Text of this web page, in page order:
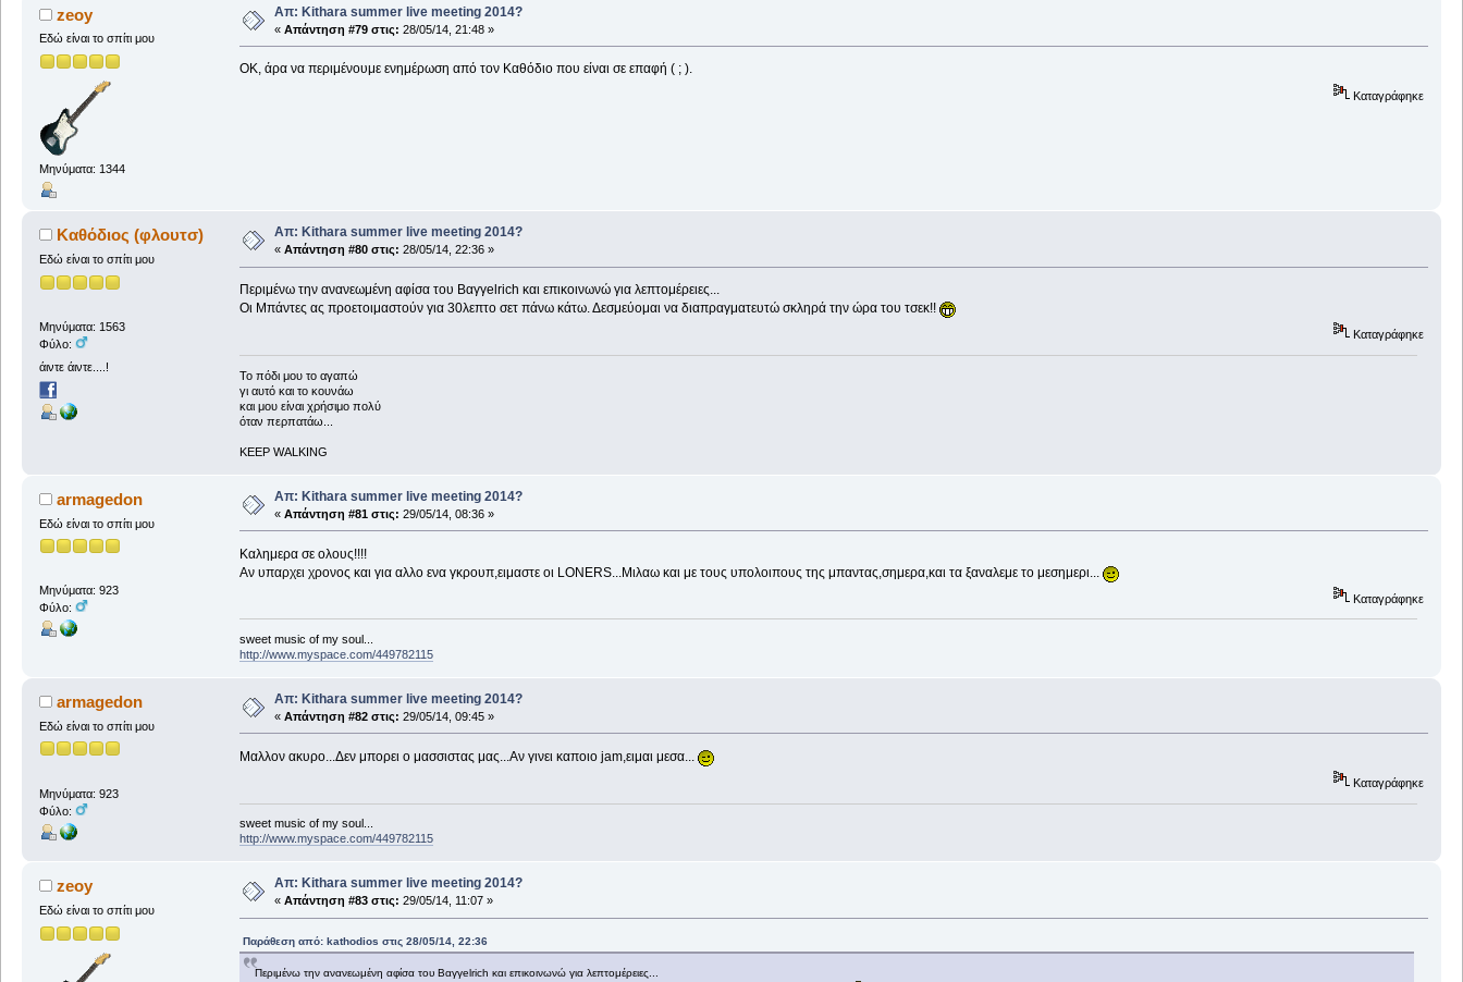
zeoy
Εδώ είναι το σπίτι μου
Μηνύματα: 1344
Απ: Kithara summer live meeting 2014?
« Απάντηση #79 στις: 28/05/14, 21:48 »
OK, άρα να περιμένουμε ενημέρωση από τον Καθόδιο που είναι σε επαφή ( ; ).
Καταγράφηκε
Καθόδιος (φλουτσ)
Εδώ είναι το σπίτι μου
Μηνύματα: 1563
Φύλο:
άιντε άιντε....!
Απ: Kithara summer live meeting 2014?
« Απάντηση #80 στις: 28/05/14, 22:36 »
Περιμένω την ανανεωμένη αφίσα του Βαγγelrich και επικοινωνώ για λεπτομέρειες...
Οι Μπάντες ας προετοιμαστούν για 30λεπτο σετ πάνω κάτω. Δεσμεύομαι να διαπραγματευτώ σκληρά την ώρα του τσεκ!!
Καταγράφηκε
To πόδι μου το αγαπώ
γι αυτό και το κουνάω
και μου είναι χρήσιμο πολύ
όταν περπατάω...
KEEP WALKING
armagedon
Εδώ είναι το σπίτι μου
Μηνύματα: 923
Φύλο:
Απ: Kithara summer live meeting 2014?
« Απάντηση #81 στις: 29/05/14, 08:36 »
Καλημερα σε ολους!!!!
Αν υπαρχει χρονος και για αλλο ενα γκρουπ,ειμαστε οι LONERS...Μιλαω και με τους υπολοιπους της μπαντας,σημερα,και τα ξαναλεμε το μεσημερι...
Καταγράφηκε
sweet music of my soul...
http://www.myspace.com/449782115
armagedon
Εδώ είναι το σπίτι μου
Μηνύματα: 923
Φύλο:
Απ: Kithara summer live meeting 2014?
« Απάντηση #82 στις: 29/05/14, 09:45 »
Μαλλον ακυρο...Δεν μπορει ο μασσιστας μας...Αν γινει καποιο jam,ειμαι μεσα...
Καταγράφηκε
sweet music of my soul...
http://www.myspace.com/449782115
zeoy
Εδώ είναι το σπίτι μου
Απ: Kithara summer live meeting 2014?
« Απάντηση #83 στις: 29/05/14, 11:07 »
Παράθεση από: kathodios στις 28/05/14, 22:36
Περιμένω την ανανεωμένη αφίσα του Βαγγelrich και επικοινωνώ για λεπτομέρειες...